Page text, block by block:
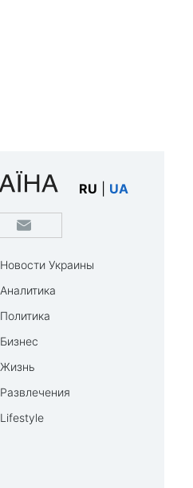
RU UA
Новости Украины
Аналитика
Политика
Бизнес
Жизнь
Развлечения
Lifestyle